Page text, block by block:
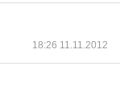
18:26 11.11.2012